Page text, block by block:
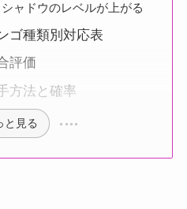
ャドウのレベルが上がる
ゴ種類別対応表
評価
方法と確率
と見る